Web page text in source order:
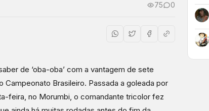
75 0
de ‘oba-oba’ com a vantagem de sete
Campeonato Brasileiro. Passada a goleada por
feira, no Morumbi, o comandante tricolor fez